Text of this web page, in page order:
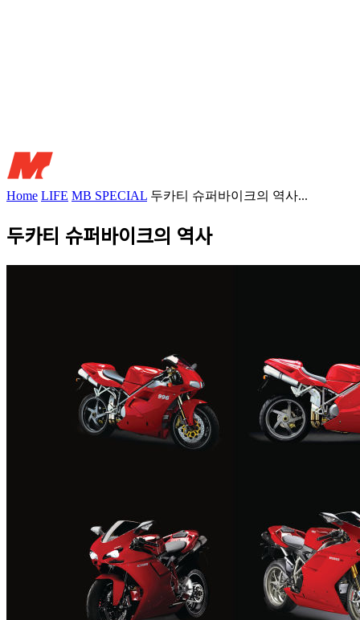
Home LIFE MB SPECIAL 두카티 슈퍼바이크의 역사...
두카티 슈퍼바이크의 역사